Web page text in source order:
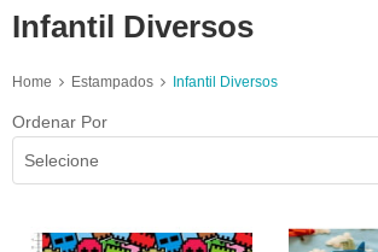
Infantil Diversos
Home Estampados Infantil Diversos
Ordenar Por
Selecione